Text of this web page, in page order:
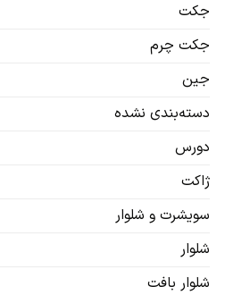
جکت
جکت چرم
جین
دسته‌بندی نشده
دورس
ژاکت
سویشرت‌ و شلوار
شلوار
شلوار بافت